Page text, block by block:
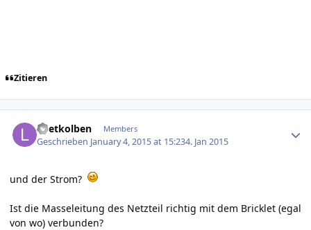
Zitieren
Loetkolben Members
Geschrieben January 4, 2015 at 15:234. Jan 2015
und der Strom?
Ist die Masseleitung des Netzteil richtig mit dem Bricklet (egal
von wo) verbunden?